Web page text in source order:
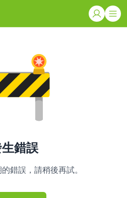
錯誤
錯誤，請稍後再試。